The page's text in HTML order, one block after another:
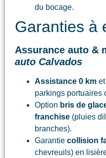
du bocage.
Garanties à
Assurance auto &
auto Calvados
Assistance 0 km
parkings portuaires
Option bris de
franchise (pluies
branches).
Garantie collision
chevreuils) en